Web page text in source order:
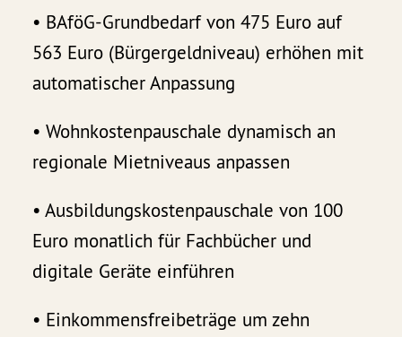
• BAföG-Grundbedarf von 475 Euro auf
563 Euro (Bürgergeldniveau) erhöhen mit
automatischer Anpassung
• Wohnkostenpauschale dynamisch an
regionale Mietniveaus anpassen
• Ausbildungskostenpauschale von 100
Euro monatlich für Fachbücher und
digitale Geräte einführen
• Einkommensfreibeträge um zehn